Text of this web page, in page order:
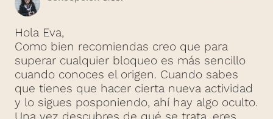
Hola Eva,
Como bien recomiendas creo que para
superar cualquier bloqueo es más sencillo
cuando conoces el origen. Cuando sabes
que tienes que hacer cierta nueva actividad
y lo sigues posponiendo, ahí hay algo oculto.
Una vez descubres de qué se trata, eres